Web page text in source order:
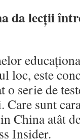
da lecţii
loc, este
o serie de
Care sunt
China atât
Insider.